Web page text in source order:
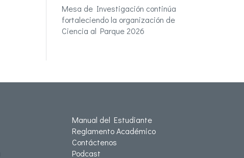
Mesa de Investigación continúa
fortaleciendo la organización de
Ciencia al Parque 2026
Manual del Estudiante
Reglamento Académico
Contáctenos
Podcast